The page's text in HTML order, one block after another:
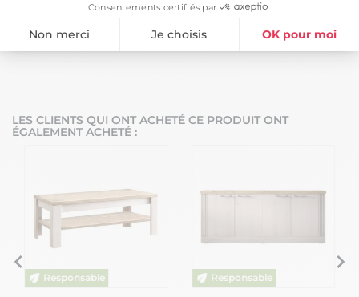
Consentements certifiés par
Non merci Je choisis OK pour moi
LES CLIENTS QUI ONT ACHETÉ CE PRODUIT ONT
ÉGALEMENT ACHETÉ :